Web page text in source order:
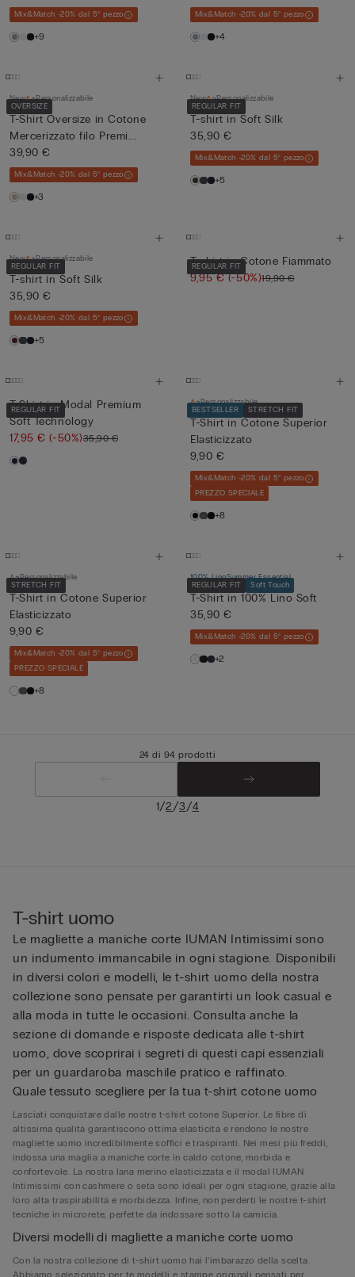
Mix&Match -20% dal 5° pezzo
+9
Mix&Match -20% dal 5° pezzo
+4
OVERSIZE
New Personalizzabile
T-Shirt Oversize in Cotone
Mercerizzato filo Premi...
39,90 €
Mix&Match -20% dal 5° pezzo
+3
REGULAR FIT
New Personalizzabile
T-shirt in Soft Silk
35,90 €
Mix&Match -20% dal 5° pezzo
+5
REGULAR FIT
New Personalizzabile
T-shirt in Soft Silk
35,90 €
Mix&Match -20% dal 5° pezzo
+5
REGULAR FIT
T-shirt in Cotone Fiammato
9,95 €(-50%)19,90 €
REGULAR FIT
T-Shirt in Modal Premium
Soft Technology
17,95 €(-50%)35,90 €
BESTSELLER STRETCH FIT
Personalizzabile
T-Shirt in Cotone Superior
Elasticizzato
9,90 €
Mix&Match -20% dal 5° pezzo
PREZZO SPECIALE
+8
STRETCH FIT
Personalizzabile
T-Shirt in Cotone Superior
Elasticizzato
9,90 €
Mix&Match -20% dal 5° pezzo
PREZZO SPECIALE
+8
REGULAR FIT Soft Touch
100% LinoSummer Essential
T-Shirt in 100% Lino Soft
35,90 €
Mix&Match -20% dal 5° pezzo
+2
24 di 94 prodotti
1/2/3/4
T-shirt uomo
Le magliette a maniche corte IUMAN Intimissimi sono
un indumento immancabile in ogni stagione. Disponibili
in diversi colori e modelli, le t-shirt uomo della nostra
collezione sono pensate per garantirti un look casual e
alla moda in tutte le occasioni. Consulta anche la
sezione di domande e risposte dedicata alle t-shirt
uomo, dove scoprirai i segreti di questi capi essenziali
per un guardaroba maschile pratico e raffinato.
Quale tessuto scegliere per la tua t-shirt cotone uomo
Lasciati conquistare dalle nostre t-shirt cotone Superior. Le fibre di
altissima qualità garantiscono ottima elasticità e rendono le nostre
magliette uomo incredibilmente soffici e traspiranti. Nei mesi più freddi,
indossa una maglia a maniche corte in caldo cotone, morbida e
confortevole. La nostra lana merino elasticizzata e il modal IUMAN
Intimissimi con cashmere o seta sono ideali per ogni stagione, grazie alla
loro alta traspirabilità e morbidezza. Infine, non perderti le nostre t-shirt
tecniche in microrete, perfette da indossare sotto la camicia.
Diversi modelli di magliette a maniche corte uomo
Con la nostra collezione di t-shirt uomo hai l’imbarazzo della scelta.
Abbiamo selezionato per te modelli e stampe originali pensati per